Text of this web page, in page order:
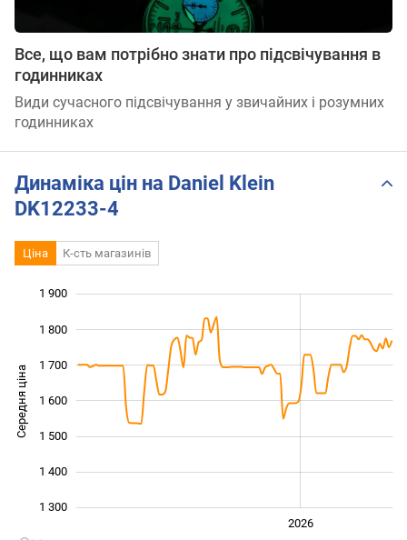
Все, що вам потрібно знати про підсвічування в
годинниках
Види сучасного підсвічування у звичайних і розумних
годинниках
Динаміка цін на Daniel Klein
DK12233-4
Ціна К-сть магазинів
Середня ціна 1 300
1 300
1 400
1 500
1 600
1 700
1 800
1 900
2026